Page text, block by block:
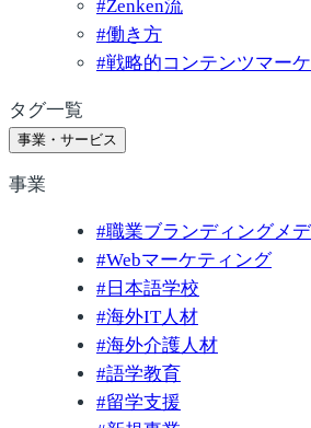
#Zenken流
#働き方
#戦略的コンテンツマー
タグ一覧
事業・サービス
事業
#職業ブランディングメ
#Webマーケティング
# 日本語学校
#海外IT人材
#海外介護人材
#語学教育
#留学支援